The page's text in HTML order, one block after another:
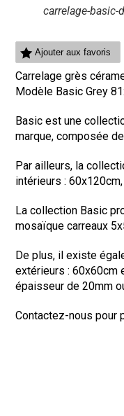
carrelage-basic-
Ajouter aux favoris
Carrelage grès
Modèle BasicGrey 81
Basic est une
marque, composée
Par ailleurs, la
intérieurs : 60x120cm
La collection Basic
mosaïque carreaux
De plus, il existe
extérieurs : 60x60cm
épaisseur de 20mm
Contactez-nous pour